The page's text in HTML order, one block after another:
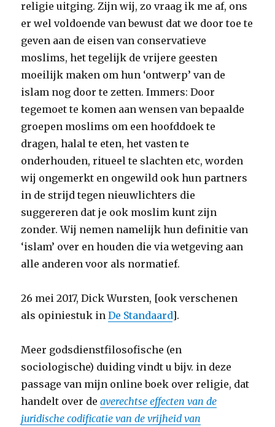
religie uitging. Zijn wij, zo vraag ik me af, ons
er wel voldoende van bewust dat we door toe te
geven aan de eisen van conservatieve
moslims, het tegelijk de vrijere geesten
moeilijk maken om hun ‘ontwerp’ van de
islam nog door te zetten. Immers: Door
tegemoet te komen aan wensen van bepaalde
groepen moslims om een hoofddoek te
dragen, halal te eten, het vasten te
onderhouden, ritueel te slachten etc, worden
wij ongemerkt en ongewild ook hun partners
in de strijd tegen nieuwlichters die
suggereren dat je ook moslim kunt zijn
zonder. Wij nemen namelijk hun definitie van
‘islam’ over en houden die via wetgeving aan
alle anderen voor als normatief.
26 mei 2017, Dick Wursten, [ook verschenen
als opiniestuk inDe Standaard].
Meer godsdienstfilosofische (en
sociologische) duiding vindt u bijv. in deze
passage van mijn online boek over religie, dat
handelt over deaverechtse effecten van de
juridische codificatie van de vrijheid van